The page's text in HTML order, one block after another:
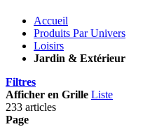
Accueil
Produits Par Univers
Loisirs
Jardin & Extérieur
Filtres
Afficher en Grille Liste
233 articles
Page